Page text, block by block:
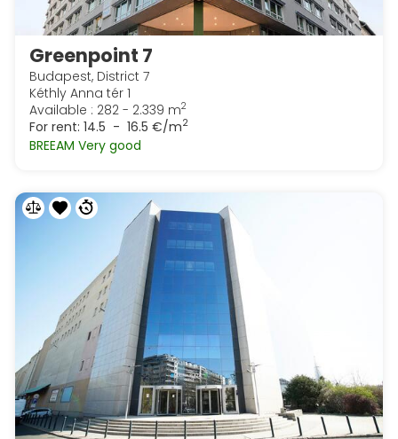
Greenpoint 7
Budapest, District 7
Kéthly Anna tér 1
Available : 282 - 2.339 m2
For rent: 14.5 - 16.5 €/m2
BREEAM Very good